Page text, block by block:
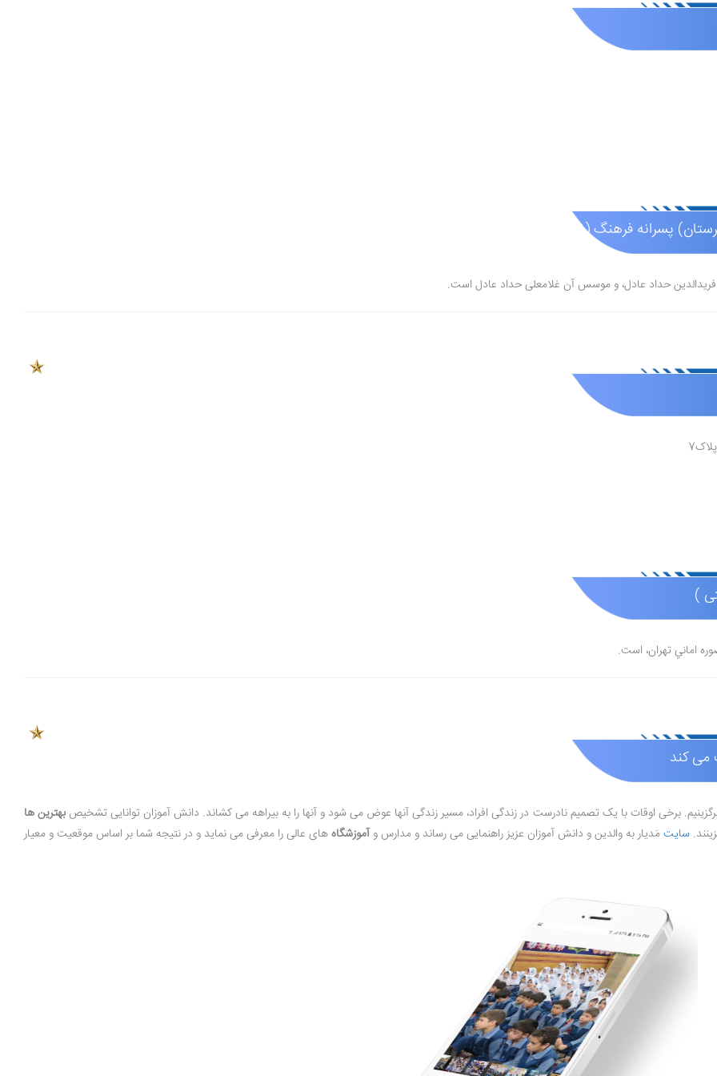
پسرانه فرهنگ (غیر دولتی )
)
می کند
برگزینیم. برخی اوقات با یک تصمیم نادرست در زندگی افراد، مسیر زندگی آنها عوض می شود و آنها را به بیراهه می کشاند. دانش آموزان توانایی تشخیص بهترین ها
سایتمَدیار به والدین و دانش آموزان عزیز راهنمایی می رساند و مدارس و آموزشگاههای عالی را معرفی می نماید و در نتیجه شما بر اساس موقعیت و معیار